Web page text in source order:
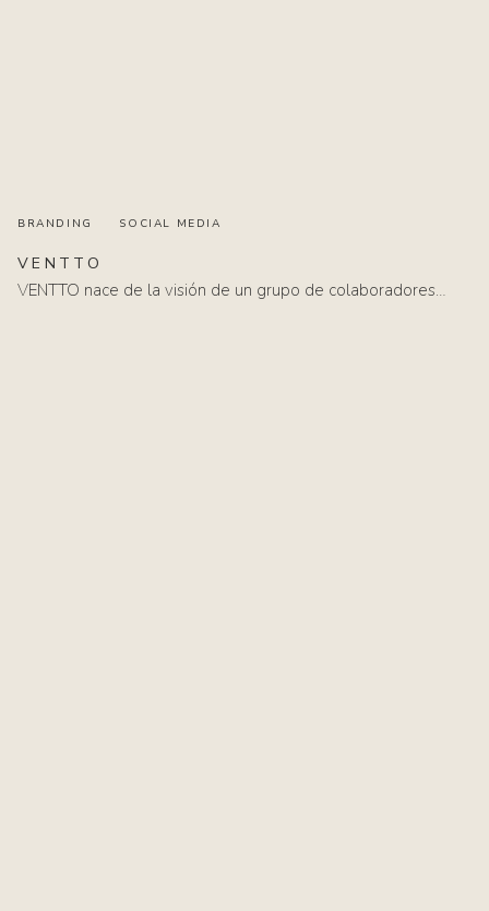
BRANDING SOCIAL MEDIA
VENTTO
VENTTO nace de la visión de un grupo de colaboradores…